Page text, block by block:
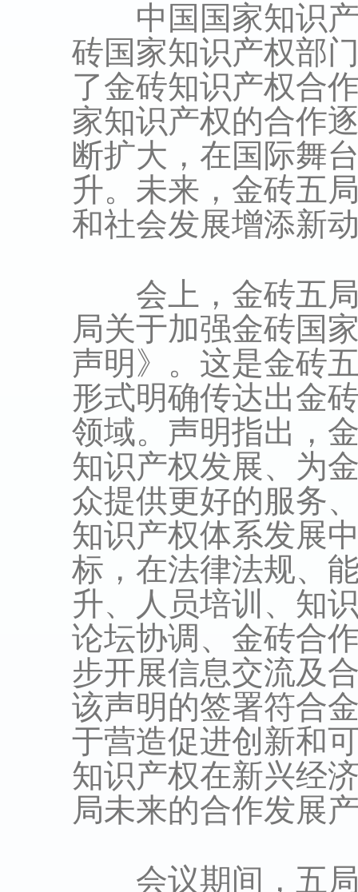
中国国家知识产
砖国家知识产权部
了金砖知识产权合
家知识产权的合作
断扩大，在国际舞
升。未来，金砖五
和社会发展增添新
会上，金砖五局
局关于加强金砖国
声明》。这是金砖
形式明确传达出金
领域。声明指出，
知识产权发展、为
众提供更好的服务
知识产权体系发展
标，在法律法规、
升、人员培训、知
论坛协调、金砖合
步开展信息交流及
该声明的签署符合
于营造促进创新和
知识产权在新兴经
局未来的合作发展
会议期间，五局